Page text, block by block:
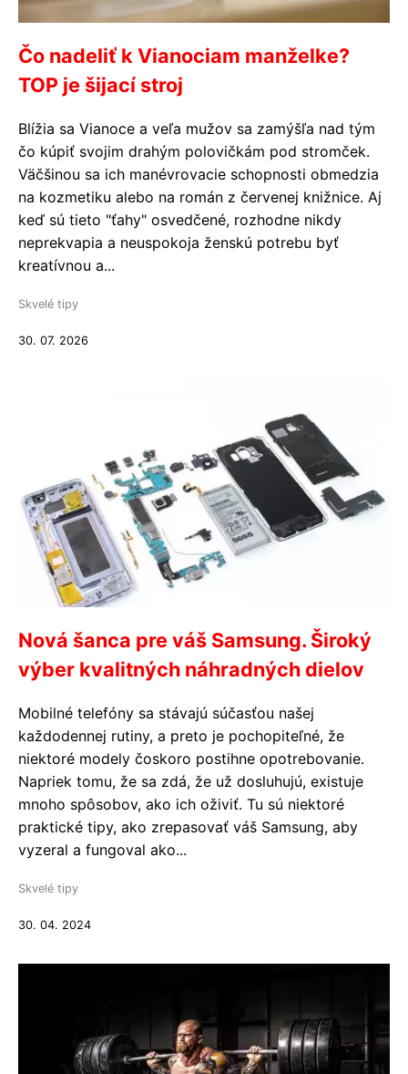
Čo nadeliť k Vianociam manželke?
TOP je šijací stroj
Blížia sa Vianoce a veľa mužov sa zamýšľa nad tým
čo kúpiť svojim drahým polovičkám pod stromček.
Väčšinou sa ich manévrovacie schopnosti obmedzia
na kozmetiku alebo na román z červenej knižnice. Aj
keď sú tieto "ťahy" osvedčené, rozhodne nikdy
neprekvapia a neuspokoja ženskú potrebu byť
kreatívnou a...
Skvelé tipy
30. 07. 2026
Nová šanca pre váš Samsung. Široký
výber kvalitných náhradných dielov
Mobilné telefóny sa stávajú súčasťou našej
každodennej rutiny, a preto je pochopiteľné, že
niektoré modely čoskoro postihne opotrebovanie.
Napriek tomu, že sa zdá, že už dosluhujú, existuje
mnoho spôsobov, ako ich oživiť. Tu sú niektoré
praktické tipy, ako zrepasovať váš Samsung, aby
vyzeral a fungoval ako...
Skvelé tipy
30. 04. 2024